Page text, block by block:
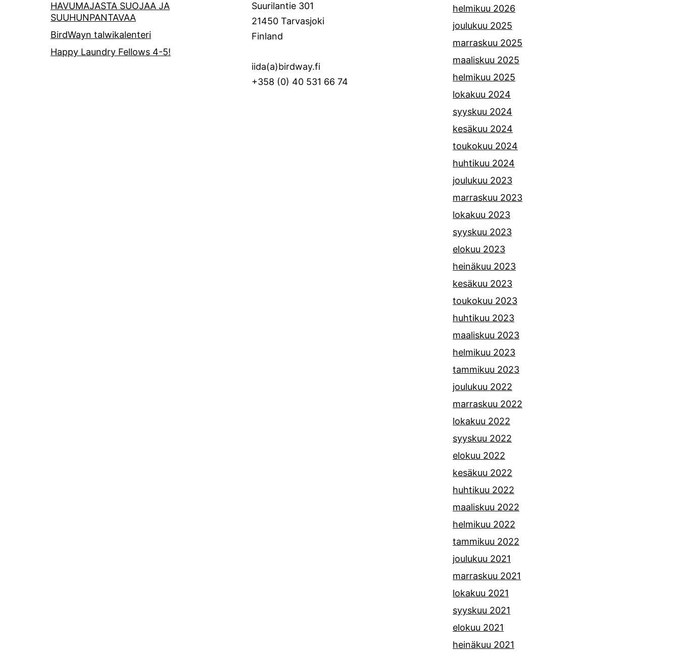
HAVUMAJASTA SUOJAA JA
SUUHUNPANTAVAA
BirdWayn talwikalenteri
Happy Laundry Fellows 4-5!
Suurilantie 301
21450 Tarvasjoki
Finland
iida(a)birdway.fi
+358 (0) 40 531 66 74
helmikuu 2026
joulukuu 2025
marraskuu 2025
maaliskuu 2025
helmikuu 2025
lokakuu 2024
syyskuu 2024
kesäkuu 2024
toukokuu 2024
huhtikuu 2024
joulukuu 2023
marraskuu 2023
lokakuu 2023
syyskuu 2023
elokuu 2023
heinäkuu 2023
kesäkuu 2023
toukokuu 2023
huhtikuu 2023
maaliskuu 2023
helmikuu 2023
tammikuu 2023
joulukuu 2022
marraskuu 2022
lokakuu 2022
syyskuu 2022
elokuu 2022
kesäkuu 2022
huhtikuu 2022
maaliskuu 2022
helmikuu 2022
tammikuu 2022
joulukuu 2021
marraskuu 2021
lokakuu 2021
syyskuu 2021
elokuu 2021
heinäkuu 2021